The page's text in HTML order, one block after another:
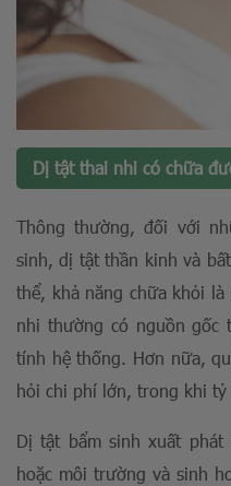
Dị tật thai nhi có chữa
Thông thường, đối với
sinh, dị tật thần kinh và
thể, khả năng chữa khỏi
nhi thường có nguồn gốc
tính hệ thống. Hơn nữa,
hỏi chi phí lớn, trong khi
Dị tật bẩm sinh xuất
hoặc môi trường và sinh